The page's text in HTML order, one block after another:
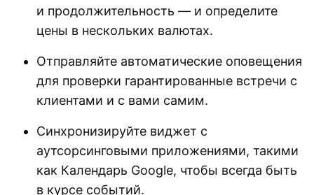
и продолжительность — и определите
цены в нескольких валютах.
Отправляйте автоматические оповещения
для проверки гарантированные встречи с
клиентами и с вами самим.
Синхронизируйте виджет с
аутсорсинговыми приложениями, такими
как Календарь Google, чтобы всегда быть
в курсе событий.